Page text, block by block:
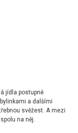
jídla postupně
a dalšími
svěžest. A mezi
na něj.